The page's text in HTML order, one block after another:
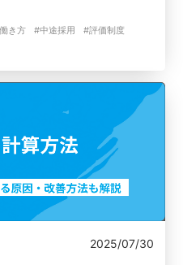
き方 #中途採用
#評価制度
2025/07/30